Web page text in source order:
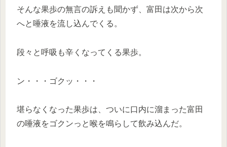
そんな果歩の無言の訴えも聞かず、富田は次から次
へと唾液を流し込んでくる。
段々と呼吸も辛くなってくる果歩。
ン・・・ゴクッ・・・
堪らなくなった果歩は、ついに口内に溜まった富田
の唾液をゴクンっと喉を鳴らして飲み込んだ。